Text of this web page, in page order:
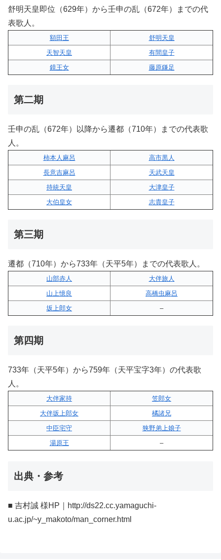
舒明天皇即位（629年）から壬申の乱（672年）までの代
表歌人。
額田王
舒明天皇
天智天皇
有間皇子
鏡王女
藤原鎌足
第二期
壬申の乱（672年）以降から遷都（710年）までの代表歌
人。
柿本人麻呂
高市黒人
長意吉麻呂
天武天皇
持統天皇
大津皇子
大伯皇女
志貴皇子
第三期
遷都（710年）から733年（天平5年）までの代表歌人。
山部赤人
大伴旅人
山上憶良
高橋虫麻呂
坂上郎女
–
第四期
733年（天平5年）から759年（天平宝字3年）の代表歌
人。
大伴家持
笠郎女
大伴坂上郎女
橘諸兄
中臣宅守
狭野弟上娘子
湯原王
–
出典・参考
■ 吉村誠 様HP｜http://ds22.cc.yamaguchi-
u.ac.jp/~y_makoto/man_corner.html